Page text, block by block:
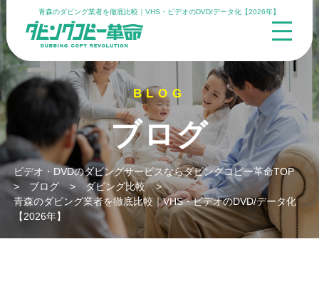
青森のダビング業者を徹底比較｜VHS・ビデオのDVD/データ化【2026年】
ブログ
ビデオ・DVDのダビングサービスならダビングコピー革命TOP
> ブログ> ダビング比較>
青森のダビング業者を徹底比較｜VHS・ビデオのDVD/データ化
【2026年】